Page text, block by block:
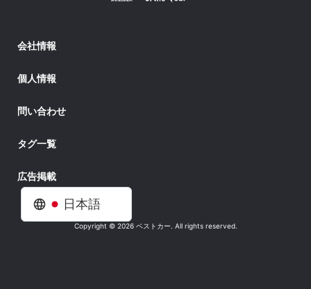
日本語
会社情報
個人情報
問い合わせ
タグ一覧
広告掲載
Copyright © 2026 ベストカー. All rights reserved.